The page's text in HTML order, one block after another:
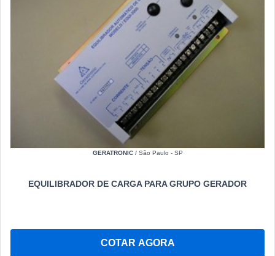
GERATRONIC/ São Paulo - SP
EQUILIBRADOR DE CARGA PARA GRUPO GERADOR
COTAR AGORA